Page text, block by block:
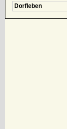
Dorfleben